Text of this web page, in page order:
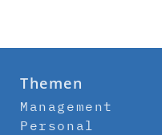
Themen
Management
Personal